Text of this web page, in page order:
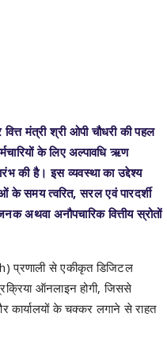
के लिए अल्पावधि ऋण
है। इस व्यवस्था का उद्देश्य
के समय त्वरित, सरल एवं पारदर्शी
अथवा अनौपचारिक वित्तीय स्रोतों
प्रणाली से एकीकृत डिजिटल
ऑनलाइन होगी, जिससे
कार्यालयों के चक्कर लगाने से राहत
सरकार शासकीय कर्मचारियों के